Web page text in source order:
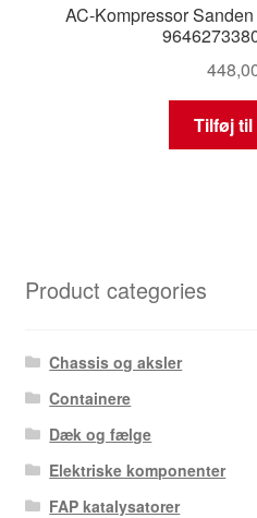
AC-Kompressor
Tilføj
Product categories
Chassis og aksler
Containere
Dæk og fælge
Elektriske komponenter
FAP katalysatorer